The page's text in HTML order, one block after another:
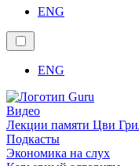
ENG
ENG
Видео
Лекции памяти Цви
Подкасты
Экономика на слух